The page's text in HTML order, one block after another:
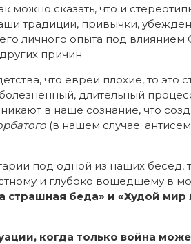
можно сказать, что и
традиции, привычки,
личного опыта под
причин.
что евреи плохие, то это
длительный
в наше сознание, что
(в нашем случае:
под одной из наших бесед,
и глубоко вошедшему в
страшная беда» и «Худой мир
когда только война